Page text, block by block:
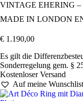
VINTAGE EHERING
MADE IN LONDON
€ 1.190,00
Es gilt die
Sonderregelung gem. §
Kostenloser Versand
Auf meine